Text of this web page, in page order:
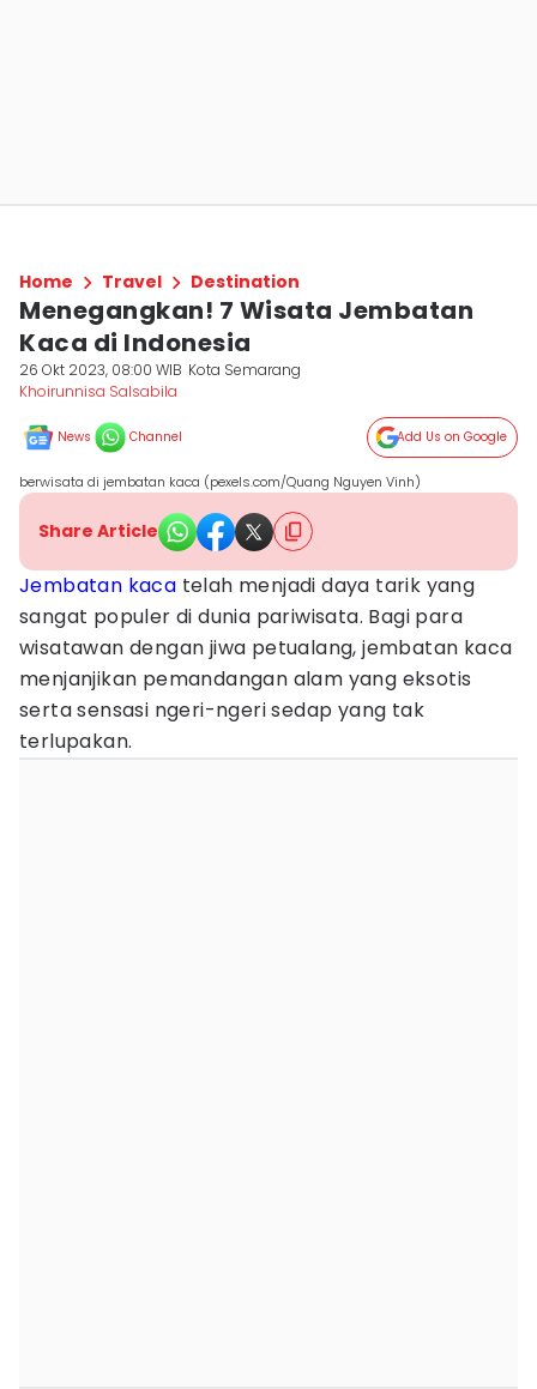
Home Travel Destination
Menegangkan! 7 Wisata Jembatan
Kaca di Indonesia
26 Okt 2023, 08:00 WIB Kota Semarang
Khoirunnisa Salsabila
News Channel Add Us on Google
berwisata di jembatan kaca (pexels.com/Quang Nguyen Vinh)
Share Article
Jembatan kaca telah menjadi daya tarik yang
sangat populer di dunia pariwisata. Bagi para
wisatawan dengan jiwa petualang, jembatan kaca
menjanjikan pemandangan alam yang eksotis
serta sensasi ngeri-ngeri sedap yang tak
terlupakan.